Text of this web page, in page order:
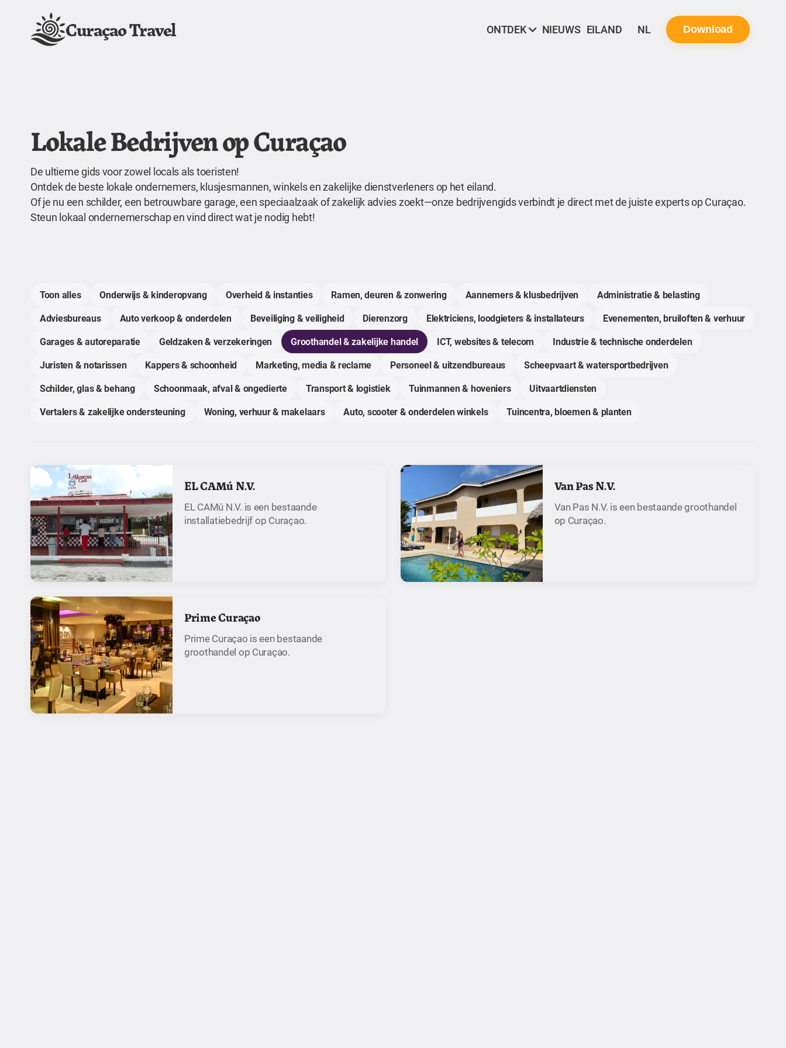
Curaçao Travel ONTDEK NIEUWS EILAND NL Download
Lokale Bedrijven op Curaçao
De ultieme gids voor zowel locals als toeristen!
Ontdek de beste lokale ondernemers, klusjesmannen, winkels en zakelijke dienstverleners op het eiland.
Of je nu een schilder, een betrouwbare garage, een speciaalzaak of zakelijk advies zoekt—onze bedrijvengids verbindt je direct met de juiste experts op Curaçao.
Steun lokaal ondernemerschap en vind direct wat je nodig hebt!
Toon alles Onderwijs & kinderopvang Overheid & instanties Ramen, deuren & zonwering Aannemers & klusbedrijven
Administratie & belasting
Adviesbureaus
Auto verkoop & onderdelen Beveiliging & veiligheid Dierenzorg Elektriciens, loodgieters & installateurs
Evenementen, bruiloften & verhuur
Garages & autoreparatie
Geldzaken & verzekeringen Groothandel & zakelijke handel ICT, websites & telecom
Industrie & technische onderdelen
Juristen & notarissen
Kappers & schoonheid Marketing, media & reclame Personeel & uitzendbureaus
Scheepvaart & watersportbedrijven
Schilder, glas & behang
Schoonmaak, afval & ongedierte Transport & logistiek Tuinmannen & hoveniers
Uitvaartdiensten
Vertalers & zakelijke ondersteuning
Woning, verhuur & makelaars Auto, scooter & onderdelen winkels Tuincentra, bloemen & planten
EL CAMú N.V.
EL CAMú N.V. is een bestaande
installatiebedrijf op Curaçao.
Van Pas N.V.
Van Pas N.V. is een bestaande groothandel
op Curaçao.
Prime Curaçao
Prime Curaçao is een bestaande
groothandel op Curaçao.